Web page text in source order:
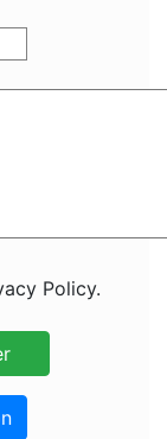
Policy.